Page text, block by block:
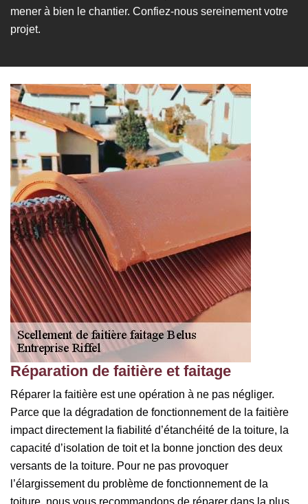
mener à bien le chantier. Confiez-nous sereinement votre
projet.
Réparation de faitière et faitage
Réparer la faitière est une opération à ne pas négliger.
Parce que la dégradation de fonctionnement de la faitière
impact directement la fiabilité d’étanchéité de la toiture, la
capacité d’isolation de toit et la bonne jonction des deux
versants de la toiture. Pour ne pas provoquer
l’élargissement du problème de fonctionnement de la
toiture, nous vous recommandons de réparer dans la plus